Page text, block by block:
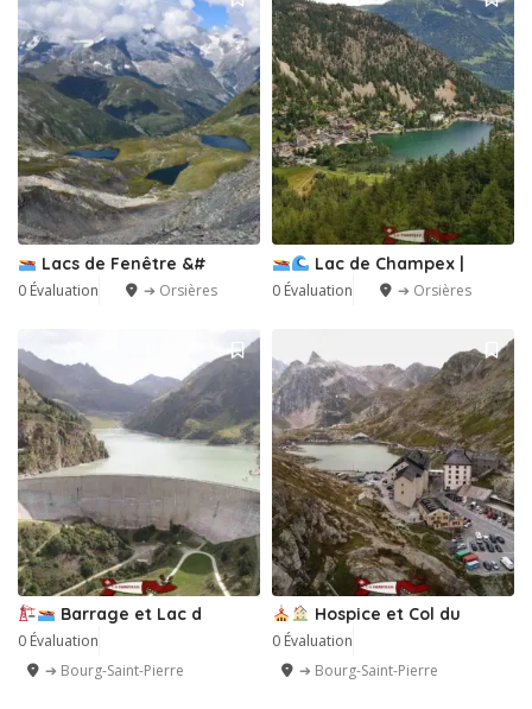
Lacs de Fenêtre &#
0 Évaluation ➔ Orsières
Lac de Champex |
0 Évaluation ➔ Orsières
Barrage et Lac d
0 Évaluation
➔ Bourg-Saint-Pierre
Hospice et Col du
0 Évaluation
➔ Bourg-Saint-Pierre